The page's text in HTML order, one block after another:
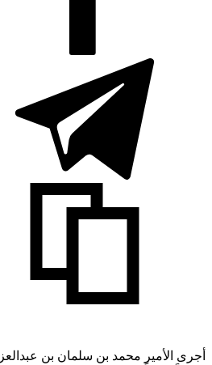
أجرى الأمير محمد بن سلمان بن